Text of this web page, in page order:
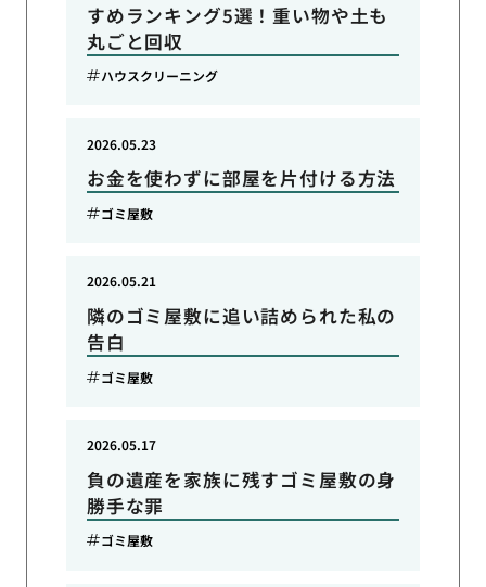
すめランキング5選！重い物や土も
丸ごと回収
ハウスクリーニング
お金を使わずに部屋を片付ける方法
2026.05.23
ゴミ屋敷
隣のゴミ屋敷に追い詰められた私の
告白
2026.05.21
ゴミ屋敷
負の遺産を家族に残すゴミ屋敷の身
勝手な罪
2026.05.17
ゴミ屋敷